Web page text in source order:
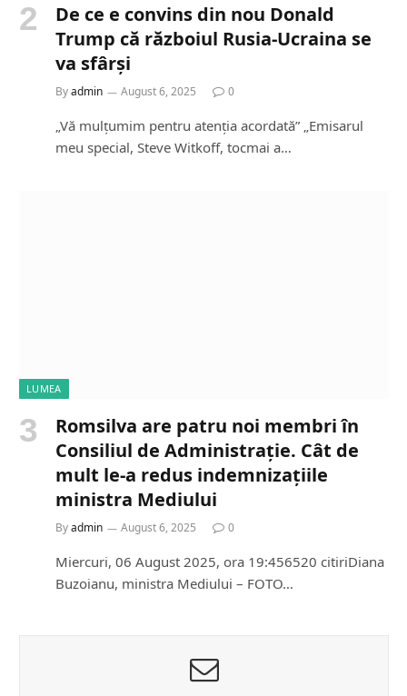
De ce e convins din nou Donald
Trump că războiul Rusia-Ucraina se
va sfârși
Byadmin August 6, 2025 0
„Vă mulțumim pentru atenția acordată” „Emisarul
meu special, Steve Witkoff, tocmai a…
LUMEA
Romsilva are patru noi membri în
Consiliul de Administrație. Cât de
mult le-a redus indemnizațiile
ministra Mediului
Byadmin August 6, 2025 0
Miercuri, 06 August 2025, ora 19:456520 citiriDiana
Buzoianu, ministra Mediului – FOTO…